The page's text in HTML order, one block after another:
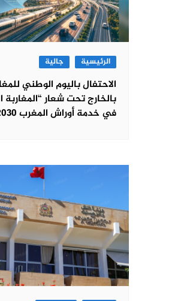
الرئيسية جالية
الاحتفال باليوم الوطني
بالخارج تحت شعار “المغاربة
في خدمة أوراش المغرب 2030”